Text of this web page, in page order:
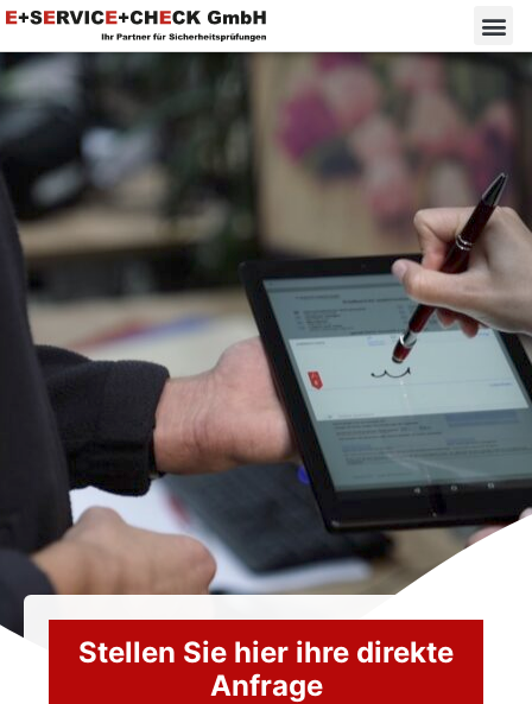
Stellen Sie hier ihre direkte
Anfrage